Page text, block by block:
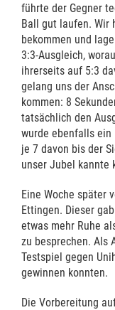
führte der Gegner
Ball gut laufen. Wir
bekommen und
3:3-Ausgleich,
ihrerseits auf 5:3
gelang uns der
kommen: 8
tatsächlich den
wurde ebenfalls ein
je 7 davon bis der
unser Jubel kannte
Eine Woche später
Ettingen. Dieser
etwas mehr Ruhe
zu besprechen. Als
Testspiel gegen
gewinnen konnten.
Die Vorbereitung